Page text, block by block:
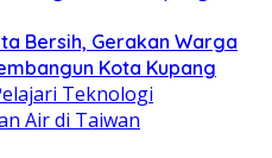
Bersih, Gerakan Warga
Kota Kupang